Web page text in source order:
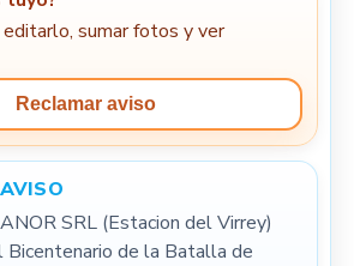
sumar fotos y ver
Reclamar aviso
SRL (Estacion del Virrey)
Bicentenario de la Batalla de